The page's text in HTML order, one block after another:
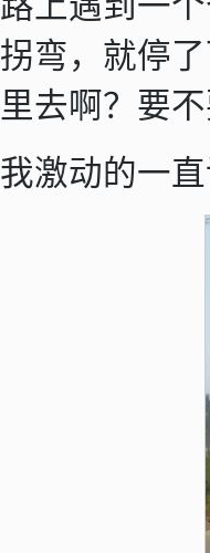
拐弯，就停
里去啊？要
我激动的一